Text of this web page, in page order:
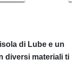
di Lube e un
diversi materiali ti